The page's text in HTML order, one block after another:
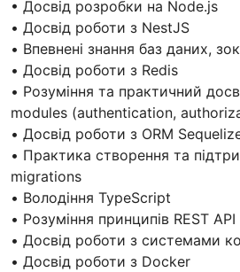
• Досвід розробки на Node.js
• Досвід роботи з NestJS
• Впевнені знання баз даних,
• Досвід роботи з Redis
• Розуміння та практичний
modules (authentication,
• Досвід роботи з ORM
• Практика створення та
migrations
• Володіння TypeScript
• Розуміння принципів REST API
• Досвід роботи з системами
• Досвід роботи з Docker